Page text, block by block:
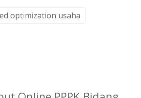
optimization usaha